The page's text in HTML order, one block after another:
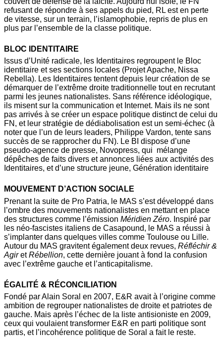
refusant de répondre à ses appels du pied, RL est en perte
de vitesse, sur un terrain, l’islamophobie, repris de plus en
plus par l’ensemble de la classe politique.
BLOC IDENTITAIRE
Issus d’Unité radicale, les Identitaires regroupent le Bloc
identitaire et ses sections locales (Projet Apache, Nissa
Rebella). Les Identitaires tentent depuis leur création de se
démarquer de l’extrême droite traditionnelle tout en recrutant
parmi les jeunes nationalistes. Sans référence idéologique,
ils misent sur la communication et Internet. Mais ils ne sont
pas arrivés à se créer un espace politique distinct de celui du
FN, et leur stratégie de dédiabolisation est un semi-échec (à
noter que l’un de leurs leaders, Philippe Vardon, tente sans
succès de se rapprocher du FN). Le BI dispose d’une
pseudo-agence de presse, Novopress, qui mélange
dépêches de faits divers et annonces liées aux activités des
Identitaires, et d’une structure jeune, Génération identitaire
MOUVEMENT D’ACTION SOCIALE
Prenant la suite de Pro Patria, le MAS s’est développé dans
l’ombre des mouvements nationalistes en mettant en place
des structures comme l’émission Méridien Zéro. Inspiré par
les néo-fascistes italiens de Casapound, le MAS a réussi à
s’implanter dans quelques villes comme Toulouse ou Lille.
Autour du MAS gravitent également deux revues, Réfléchir &
AgiretRébellion, cette dernière jouant à fond la confusion
avec l’extrême gauche et l’anticapitalisme.
ÉGALITÉ & RÉCONCILIATION
Fondé par Alain Soral en 2007, E&R avait à l’origine comme
ambition de regrouper nationalistes de droite et patriotes de
gauche. Mais après l’échec de la liste antisioniste en 2009,
ceux qui voulaient transformer E&R en parti politique sont
partis, et l’incohérence politique de Soral a fait le reste.